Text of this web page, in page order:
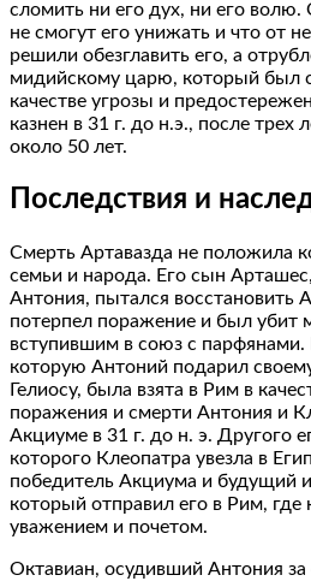
сломить ни его дух, ни его
не смогут его унижать и что от
решили обезглавить его, а
мидийскому царю, который был
качестве угрозы и
казнен в 31 г. до н.э., после трех
около 50 лет.
Последствия и
Смерть Артавазда не положила
семьи и народа. Его сын
Антония, пытался восстановить
потерпел поражение и был убит
вступившим в союз с парфянами.
которую Антоний подарил
Гелиосу, была взята в Рим в
поражения и смерти Антония и
Акциуме в 31 г. до н. э. Другого
которого Клеопатра увезла в
победитель Акциума и будущий
который отправил его в Рим, где
уважением и почетом.
Октавиан, осудивший Антония за